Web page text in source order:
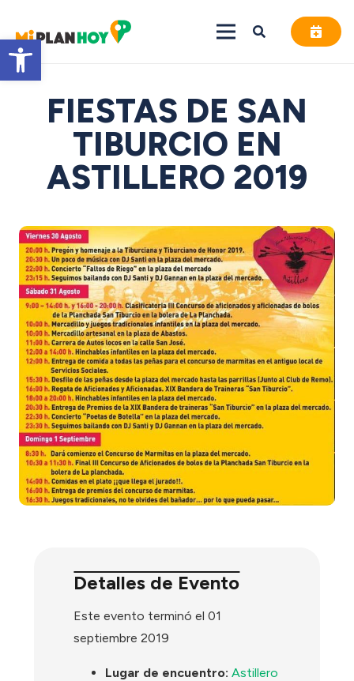
Abrir barra de herramientas
FIESTAS DE SAN
TIBURCIO EN
ASTILLERO 2019
Detalles de Evento
Este evento terminó el 01
septiembre 2019
Lugar de encuentro: Astillero